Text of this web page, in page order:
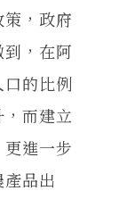
，政府
，在阿
的比例
而建立
進一步
品出